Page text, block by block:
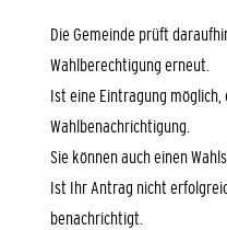
Die Gemeinde prüft
Wahlberechtigung erneut.
Ist eine Eintragung
Wahlbenachrichtigung.
Sie können auch einen
Ist Ihr Antrag nicht
benachrichtigt.